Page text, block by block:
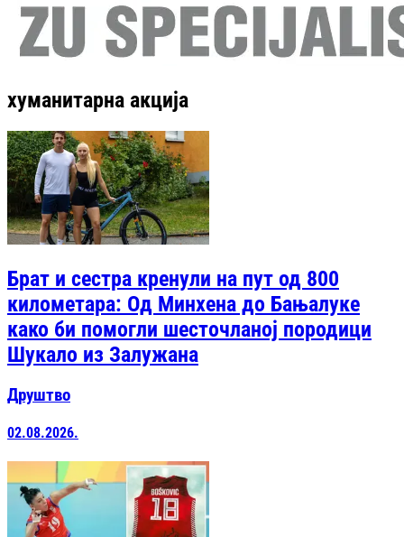
хуманитарна акција
Брат и сестра кренули на пут од 800
километара: Од Минхена до Бањалуке
како би помогли шесточланој породици
Шукало из Залужана
Друштво
02.08.2026.